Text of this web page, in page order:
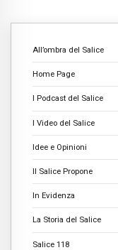
All’ombra del Salice
Home Page
I Podcast del Salice
I Video del Salice
Idee e Opinioni
Il Salice Propone
In Evidenza
La Storia del Salice
Salice 118